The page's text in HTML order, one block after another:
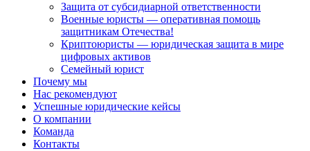
Защита от субсидиарной ответственности
Военные юристы — оперативная помощь
защитникам Отечества!
Криптоюристы — юридическая защита в мире
цифровых активов
Семейный юрист
Почему мы
Нас рекомендуют
Успешные юридические кейсы
О компании
Команда
Контакты